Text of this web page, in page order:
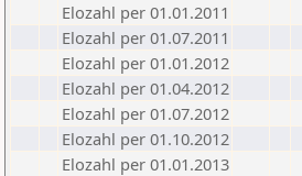
Elozahl per 01.01.2011
Elozahl per 01.07.2011
Elozahl per 01.01.2012
Elozahl per 01.04.2012
Elozahl per 01.07.2012
Elozahl per 01.10.2012
Elozahl per 01.01.2013